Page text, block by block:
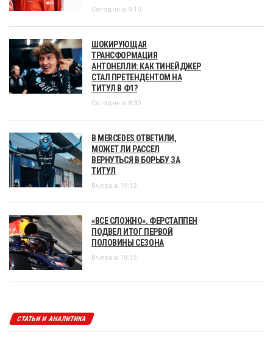
Сегодня в 9:10
ШОКИРУЮЩАЯ
ТРАНСФОРМАЦИЯ
АНТОНЕЛЛИ: КАК ТИНЕЙДЖЕР
СТАЛ ПРЕТЕНДЕНТОМ НА
ТИТУЛ В Ф1?
Сегодня в 8:30
В MERCEDES ОТВЕТИЛИ,
МОЖЕТ ЛИ РАССЕЛ
ВЕРНУТЬСЯ В БОРЬБУ ЗА
ТИТУЛ
Вчера в 19:12
«ВСЕ СЛОЖНО». ФЕРСТАППЕН
ПОДВЕЛ ИТОГ ПЕРВОЙ
ПОЛОВИНЫ СЕЗОНА
Вчера в 18:15
СТАТЬИ И АНАЛИТИКА